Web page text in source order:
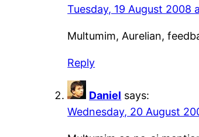
Tuesday, 19 August 2008
Multumim, Aurelian,
Reply
Daniel says:
Wednesday, 20 August